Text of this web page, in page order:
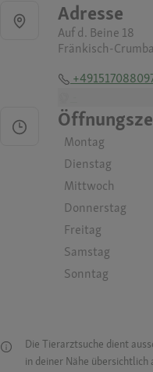
Adresse
Auf d. Beine 18
Fränkisch-
Montag
Dienstag
Mittwoch
Donnerstag
Freitag
Samstag
Sonntag
Die Tierarztsuche dient
in deiner Nähe übersichtlich